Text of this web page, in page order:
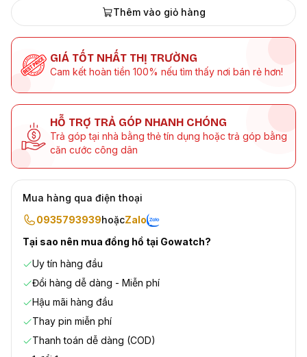
Thêm vào giỏ hàng
GIÁ TỐT NHẤT THỊ TRƯỜNG
Cam kết hoàn tiền 100% nếu tìm thấy nơi bán rẻ hơn!
HỖ TRỢ TRẢ GÓP NHANH CHÓNG
Trả góp tại nhà bằng thẻ tín dụng hoặc trả góp bằng
căn cước công dân
Mua hàng qua điện thoại
0935793939hoặcZalo
Tại sao nên mua đồng hồ tại Gowatch?
Uy tín hàng đầu
Đổi hàng dễ dàng - Miễn phí
Hậu mãi hàng đầu
Thay pin miễn phí
Thanh toán dễ dàng (COD)